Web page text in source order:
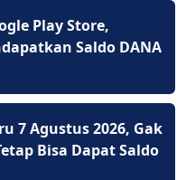
Play Store,
Saldo DANA
7 Agustus 2026, Gak
Bisa Dapat Saldo